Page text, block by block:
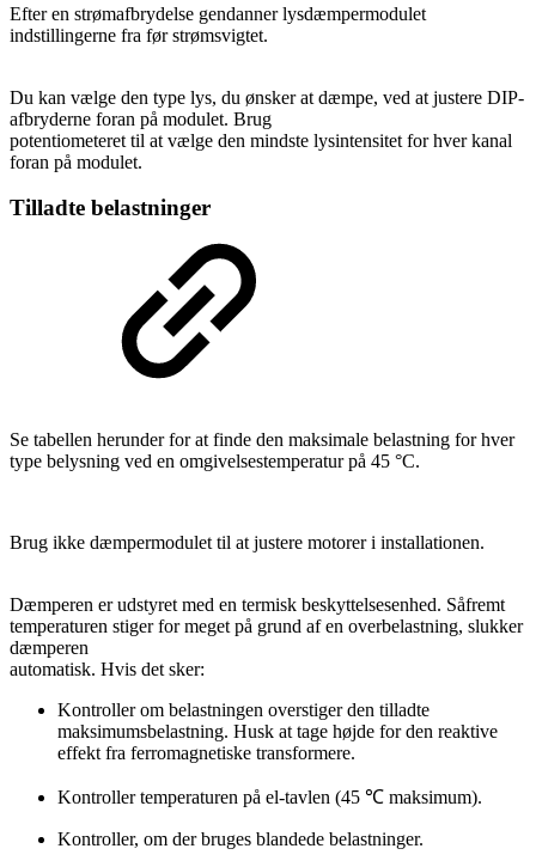
Efter en strømafbrydelse gendanner lysdæmpermodulet
indstillingerne fra før strømsvigtet.
Du kan vælge den type lys, du ønsker at dæmpe, ved at justere DIP-
afbryderne foran på modulet. Brug
potentiometeret til at vælge den mindste lysintensitet for hver kanal
foran på modulet.
Tilladte belastninger
Se tabellen herunder for at finde den maksimale belastning for hver
type belysning ved en omgivelsestemperatur på 45 °C.
Brug ikke dæmpermodulet til at justere motorer i installationen.
Dæmperen er udstyret med en termisk beskyttelsesenhed. Såfremt
temperaturen stiger for meget på grund af en overbelastning, slukker
dæmperen
automatisk. Hvis det sker:
Kontroller om belastningen overstiger den tilladte
maksimumsbelastning. Husk at tage højde for den reaktive
effekt fra ferromagnetiske transformere.
Kontroller temperaturen på el-tavlen (45 ℃ maksimum).
Kontroller, om der bruges blandede belastninger.